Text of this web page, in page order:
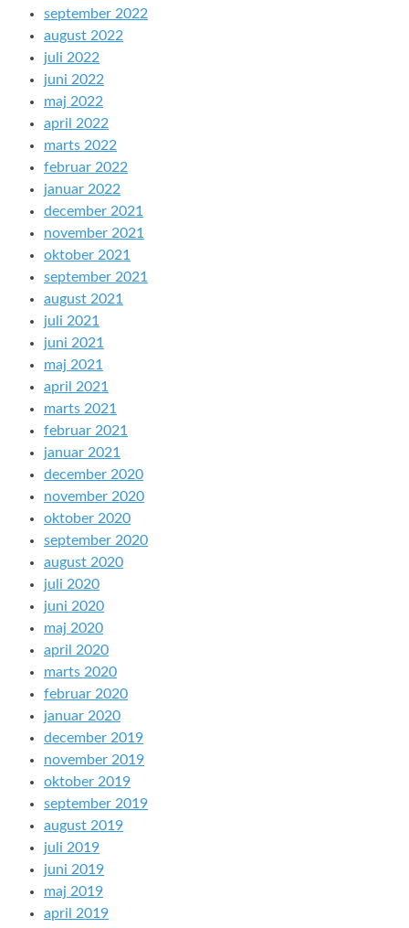
september 2022
august 2022
juli 2022
juni 2022
maj 2022
april 2022
marts 2022
februar 2022
januar 2022
december 2021
november 2021
oktober 2021
september 2021
august 2021
juli 2021
juni 2021
maj 2021
april 2021
marts 2021
februar 2021
januar 2021
december 2020
november 2020
oktober 2020
september 2020
august 2020
juli 2020
juni 2020
maj 2020
april 2020
marts 2020
februar 2020
januar 2020
december 2019
november 2019
oktober 2019
september 2019
august 2019
juli 2019
juni 2019
maj 2019
april 2019